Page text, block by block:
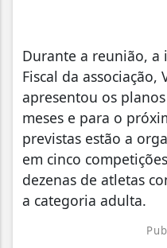
Durante a reunião, a
Fiscal da associação,
apresentou os
meses e para o
previstas estão a
em cinco
dezenas de atletas
a categoria adulta.